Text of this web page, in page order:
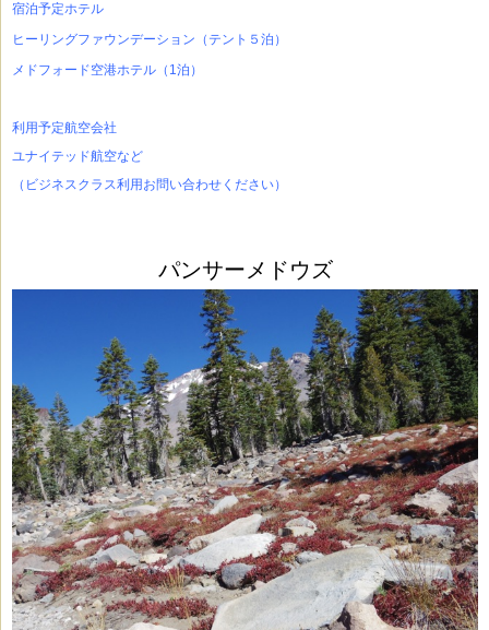
宿泊予定ホテル
ヒーリングファウンデーション（テント５泊）
メドフォード空港ホテル（1泊）
利用予定航空会社
ユナイテッド航空など
（ビジネスクラス利用お問い合わせください）
パンサーメドウズ